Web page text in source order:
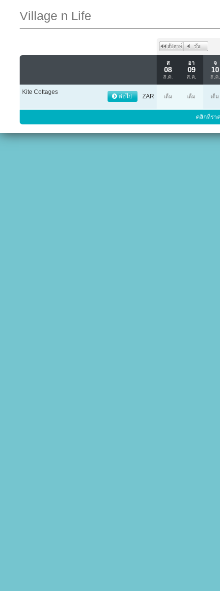
Village n Life
ส
08
ส.ค.
อา
09
ส.ค.
จ
10
ส.ค.
Kite Cottages
ต่อไป ZAR เต็ม เต็ม เต็ม
คลิกที่รา